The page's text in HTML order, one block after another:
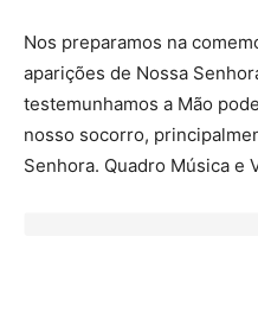
Nos preparamos na
aparições de Nossa
testemunhamos a Mão
nosso socorro,
Senhora. Quadro Música e